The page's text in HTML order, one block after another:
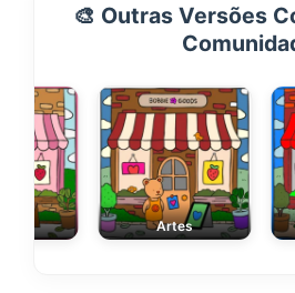
🎨 Outras Versões
Artes